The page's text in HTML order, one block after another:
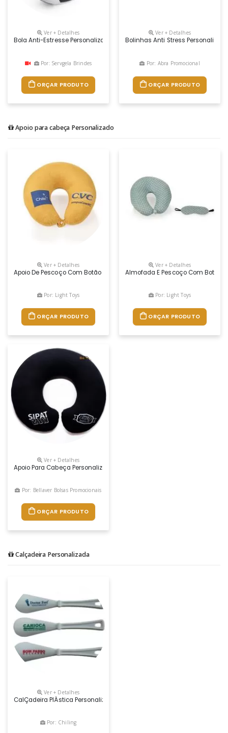
Ver + Detalhes
Bola Anti-Estresse Personalizada Para Brindes, Produzido Em Material
Por: Servgela Brindes
ORÇAR PRODUTO
Ver + Detalhes
Bolinhas Anti Stress
Por: Abra Promocional
ORÇAR PRODUTO
Apoio para cabeça Personalizado
Ver + Detalhes
Apoio De Pescoço Com Botão
Por: Light Toys
ORÇAR PRODUTO
Ver + Detalhes
Almofada E Pescoço Com Botão
Por: Light Toys
ORÇAR PRODUTO
Ver + Detalhes
Apoio Para Cabeça Personalizado. Fabricamos Em Várias Cores,
Por: Bellaver Bolsas Promocionais
ORÇAR PRODUTO
Calçadeira Personalizada
Ver + Detalhes
CalÇadeira PlÁstica Personalizada
Por: Chiling